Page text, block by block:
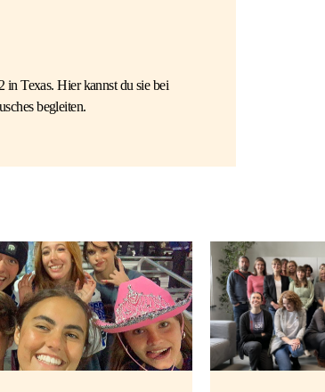
in Texas. Hier kannst du sie bei
begleiten.